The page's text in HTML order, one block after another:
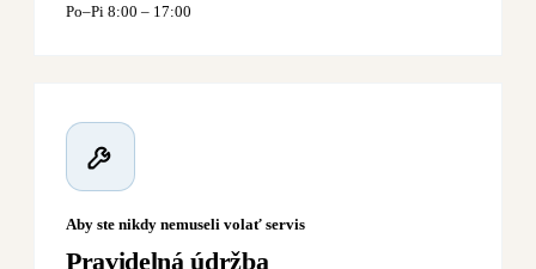
Po–Pi 8:00 – 17:00
Aby ste nikdy nemuseli volať servis
Pravidelná údržba